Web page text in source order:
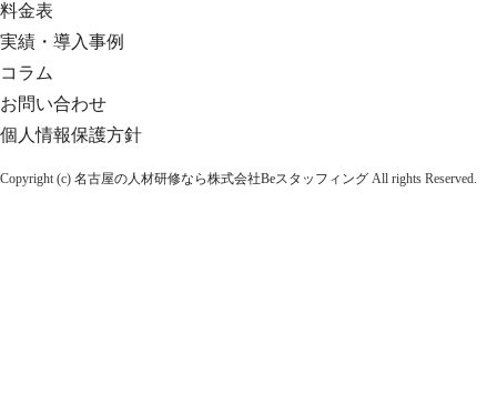
料金表
実績・導入事例
コラム
お問い合わせ
個人情報保護方針
Copyright (c) 名古屋の人材研修なら株式会社Beスタッフィング All rights Reserved.